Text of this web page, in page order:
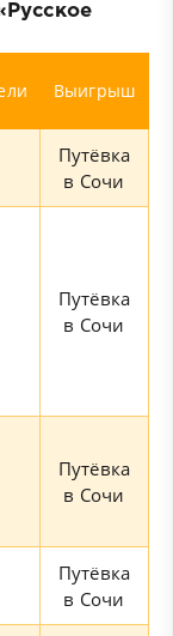
Выигрыш
Путёвка
в Сочи
Путёвка
в Сочи
Путёвка
в Сочи
Путёвка
в Сочи